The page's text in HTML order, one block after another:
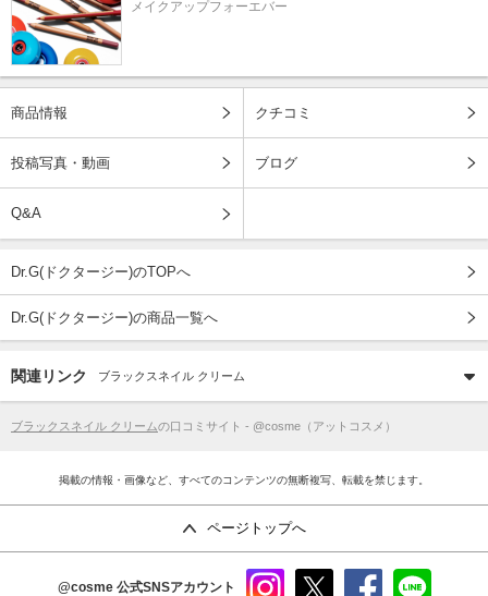
メイクアップフォーエバー
商品情報 クチコミ
投稿写真・動画 ブログ
Q&A
Dr.G(ドクタージー)のTOPへ
Dr.G(ドクタージー)の商品一覧へ
関連リンク ブラックスネイル クリーム
ブラックスネイル クリームの口コミサイト - @cosme（アットコスメ）
掲載の情報・画像など、すべてのコンテンツの無断複写、転載を禁じます。
ページトップへ
@cosme 公式SNSアカウント